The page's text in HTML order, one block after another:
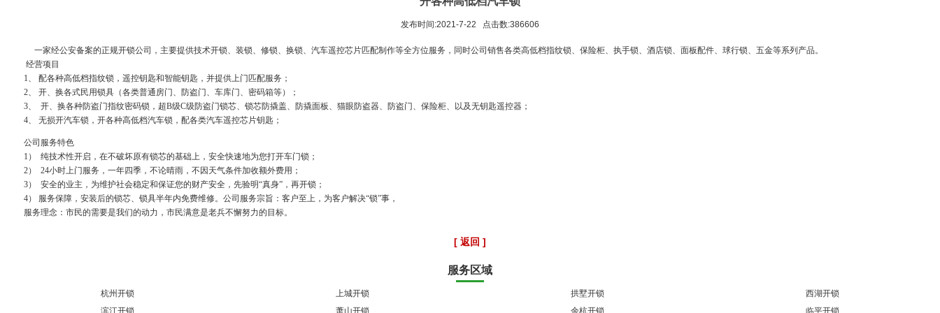
发布时间:2021-7-22 点击数:386606
一家经公安备案的正规开锁公司，主要提供技术开锁、装锁、修锁、换锁、汽车遥控芯片匹配制作等全方位服务，同时公司销售各类高低档指纹锁、保险柜、执手锁、酒店锁、面板配件、球行锁、五金等系列产品。
经营项目
1、 配各种高低档指纹锁，遥控钥匙和智能钥匙，并提供上门匹配服务；
2、 开、换各式民用锁具（各类普通房门、防盗门、车库门、密码箱等）；
3、 开、换各种防盗门指纹密码锁，超B级C级防盗门锁芯、锁芯防撬盖、防撬面板、猫眼防盗器、防盗门、保险柜、以及无钥匙遥控器；
4、 无损开汽车锁，开各种高低档汽车锁，配各类汽车遥控芯片钥匙；
公司服务特色
1） 纯技术性开启，在不破坏原有锁芯的基础上，安全快速地为您打开车门锁；
2） 24小时上门服务，一年四季，不论晴雨，不因天气条件加收额外费用；
3） 安全的业主，为维护社会稳定和保证您的财产安全，先验明“真身”，再开锁；
4） 服务保障，安装后的锁芯、锁具半年内免费维修。公司服务宗旨：客户至上，为客户解决“锁”事，
服务理念：市民的需要是我们的动力，市民满意是老兵不懈努力的目标。
[ 返回 ]
服务区域
杭州开锁 上城开锁 拱墅开锁
西湖开锁
滨江开锁
萧山开锁 余杭开锁 临平开锁